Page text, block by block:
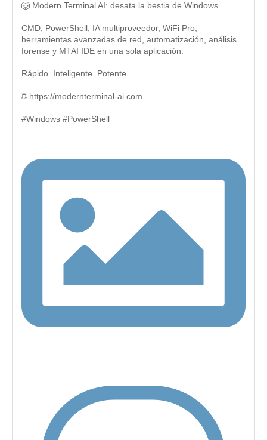
🐺 Modern Terminal AI: desata la bestia de Windows.
CMD, PowerShell, IA multiproveedor, WiFi Pro,
herramientas avanzadas de red, automatización, análisis
forense y MTAI IDE en una sola aplicación.
Rápido. Inteligente. Potente.
🌐 https://modernterminal-ai.com
#Windows #PowerShell